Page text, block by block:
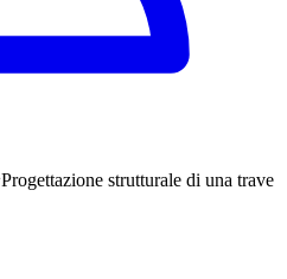
Progettazione strutturale di una trave